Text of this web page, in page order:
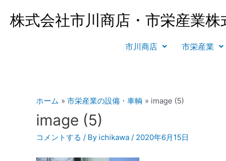
株式会社市川商店・市栄産業株
市川商店 市栄産業
ホーム 市栄産業の設備・車輌 image (5)
image (5)
コメントする / By ichikawa / 2020年6月15日